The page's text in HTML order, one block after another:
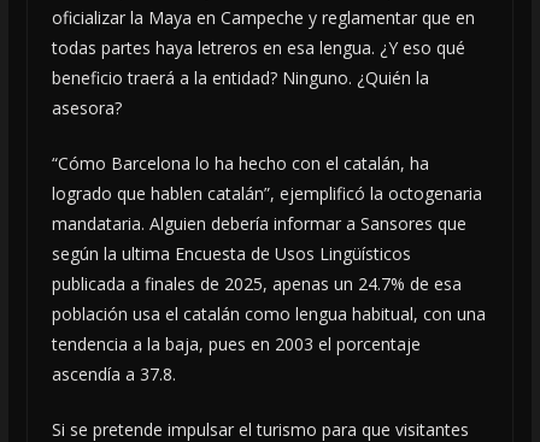
oficializar la Maya en Campeche y reglamentar que en
todas partes haya letreros en esa lengua. ¿Y eso qué
beneficio traerá a la entidad? Ninguno. ¿Quién la
asesora?
“Cómo Barcelona lo ha hecho con el catalán, ha
logrado que hablen catalán”, ejemplificó la octogenaria
mandataria. Alguien debería informar a Sansores que
según la ultima Encuesta de Usos Lingüísticos
publicada a finales de 2025, apenas un 24.7% de esa
población usa el catalán como lengua habitual, con una
tendencia a la baja, pues en 2003 el porcentaje
ascendía a 37.8.
Si se pretende impulsar el turismo para que visitantes